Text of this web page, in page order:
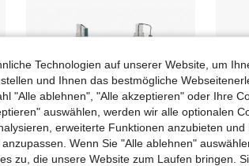
Technologien auf unserer Website, um
und Ihnen das bestmögliche
"Alle ablehnen", "Alle akzeptieren" oder Ihre
auswählen, werden wir alle optionalen
erweiterte Funktionen anzubieten und
Wenn Sie "Alle ablehnen"
zu, die unsere Website zum Laufen bringen.